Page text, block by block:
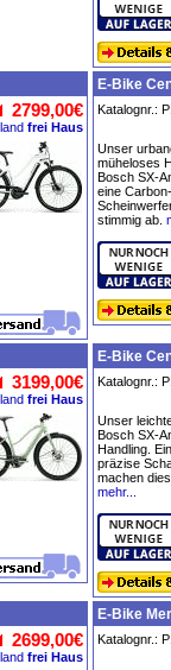
2799,00€
frei Haus
E-Bike
Katalognr.:
Unser
müheloses
Bosch SX-
eine
stimmig ab.
3199,00€
frei Haus
E-Bike
Katalognr.:
Unser
Bosch SX-
Handling.
präzise
machen
mehr...
2699,00€
frei Haus
E-Bike
Katalognr.: